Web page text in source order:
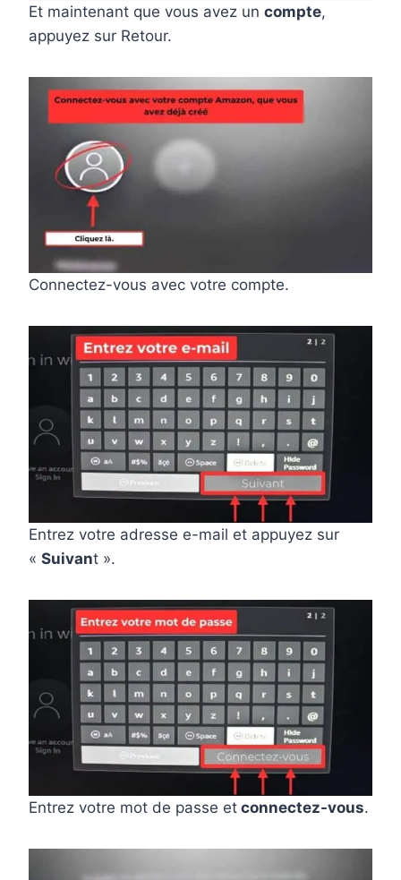
Et maintenant que vous avez un compte,
appuyez sur Retour.
Connectez-vous avec votre compte.
Entrez votre adresse e-mail et appuyez sur
« Suivant ».
Entrez votre mot de passe et connectez-vous.